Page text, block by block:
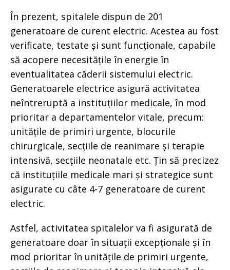
În prezent, spitalele dispun de 201
generatoare de curent electric. Acestea au fost
verificate, testate și sunt funcționale, capabile
să acopere necesitățile în energie în
eventualitatea căderii sistemului electric.
Generatoarele electrice asigură activitatea
neîntreruptă a instituțiilor medicale, în mod
prioritar a departamentelor vitale, precum:
unitățile de primiri urgente, blocurile
chirurgicale, secțiile de reanimare și terapie
intensivă, secțiile neonatale etc. Țin să precizez
că instituțiile medicale mari și strategice sunt
asigurate cu câte 4-7 generatoare de curent
electric.
Astfel, activitatea spitalelor va fi asigurată de
generatoare doar în situații excepționale și în
mod prioritar în unitățile de primiri urgente,